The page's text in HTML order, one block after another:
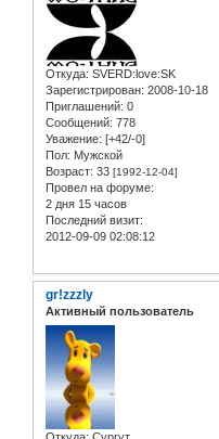
Откуда: SVERD:love:SK
Зарегистрирован: 2008-10-18
Приглашений: 0
Сообщений: 778
Уважение: [+42/-0]
Пол: Мужской
Возраст: 33 [1992-12-04]
Провел на форуме:
2 дня 15 часов
Последний визит:
2012-09-09 02:08:12
gr!zzzly
Активный пользователь